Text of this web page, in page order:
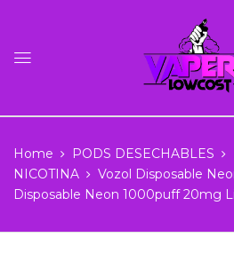
Home PODS DESECHABLES
NICOTINA
Vozol Disposable
Disposable Neon 1000puff 20mg